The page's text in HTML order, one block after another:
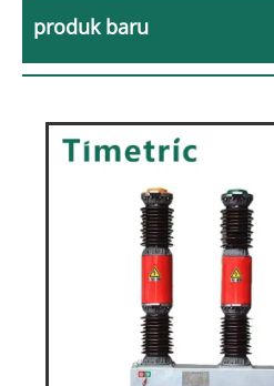
produk baru